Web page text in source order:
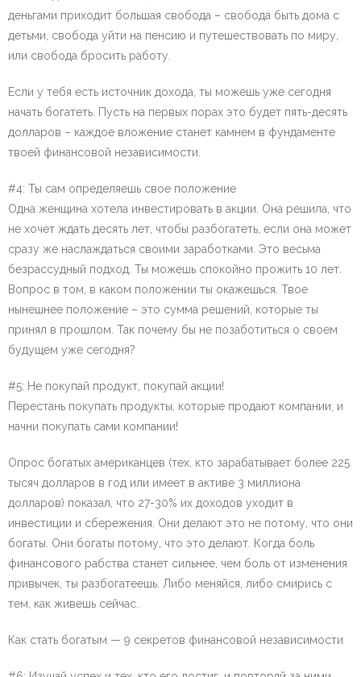
деньгами приходит большая свобода – свобода быть дома с
детьми, свобода уйти на пенсию и путешествовать по миру,
или свобода бросить работу.
Если у тебя есть источник дохода, ты можешь уже сегодня
начать богатеть. Пусть на первых порах это будет пять-десять
долларов – каждое вложение станет камнем в фундаменте
твоей финансовой независимости.
#4: Ты сам определяешь свое положение
Одна женщина хотела инвестировать в акции. Она решила, что
не хочет ждать десять лет, чтобы разбогатеть, если она может
сразу же наслаждаться своими заработками. Это весьма
безрассудный подход. Ты можешь спокойно прожить 10 лет.
Вопрос в том, в каком положении ты окажешься. Твое
нынешнее положение – это сумма решений, которые ты
принял в прошлом. Так почему бы не позаботиться о своем
будущем уже сегодня?
#5: Не покупай продукт, покупай акции!
Перестань покупать продукты, которые продают компании, и
начни покупать сами компании!
Опрос богатых американцев (тех, кто зарабатывает более 225
тысяч долларов в год или имеет в активе 3 миллиона
долларов) показал, что 27-30% их доходов уходит в
инвестиции и сбережения. Они делают это не потому, что они
богаты. Они богаты потому, что это делают. Когда боль
финансового рабства станет сильнее, чем боль от изменения
привычек, ты разбогатеешь. Либо меняйся, либо смирись с
тем, как живешь сейчас.
Как стать богатым — 9 секретов финансовой независимости